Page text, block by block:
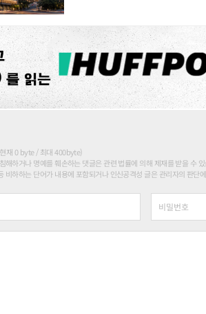
재 0 byte / 최대 400byte)
해하거나 명예를 훼손하는 댓글은 관련 법률에 의해 제재를 받을 수
비하하는 단어가 내용에 포함되거나 인신공격성 글은 관리자의 판단